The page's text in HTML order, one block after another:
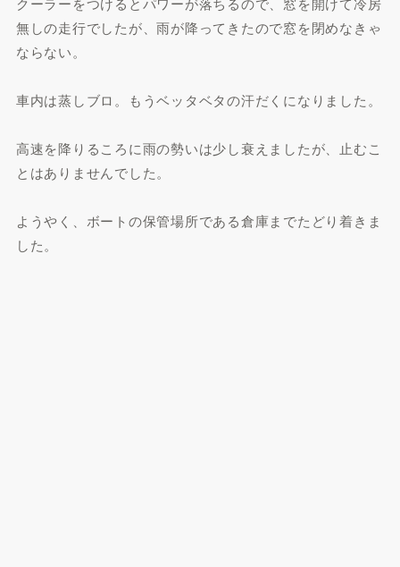
無しの走行でしたが、雨が降ってきたので窓を閉めなきゃ
ならない。
車内は蒸しブロ。もうベッタベタの汗だくになりました。
高速を降りるころに雨の勢いは少し衰えましたが、止むこ
とはありませんでした。
ようやく、ボートの保管場所である倉庫までたどり着きま
した。